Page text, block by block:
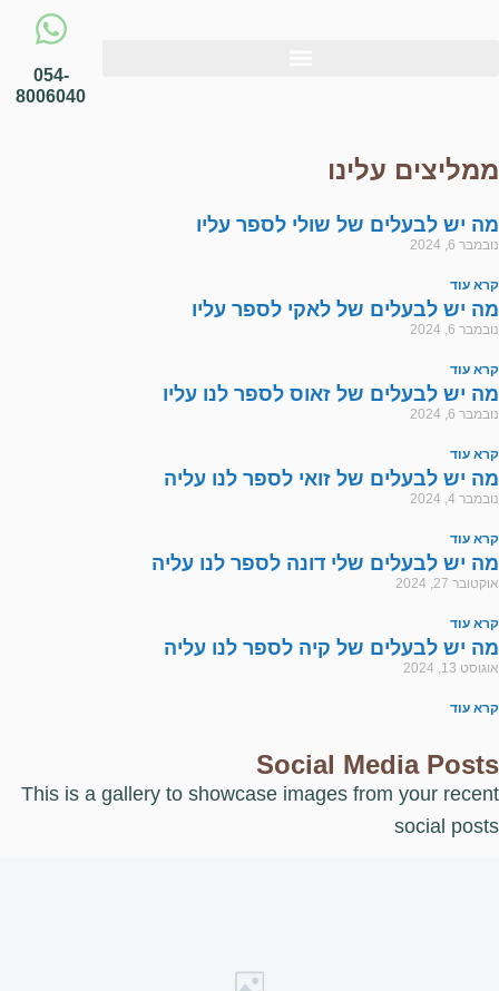
054-
8006040
ממליצים עלינו
מה יש לבעלים של שולי לספר עליו
נובמבר 6, 2024
קרא עוד
מה יש לבעלים של לאקי לספר עליו
נובמבר 6, 2024
קרא עוד
מה יש לבעלים של זאוס לספר לנו עליו
נובמבר 6, 2024
קרא עוד
מה יש לבעלים של זואי לספר לנו עליה
נובמבר 4, 2024
קרא עוד
מה יש לבעלים שלי דונה לספר לנו עליה
אוקטובר 27, 2024
קרא עוד
מה יש לבעלים של קיה לספר לנו עליה
אוגוסט 13, 2024
קרא עוד
Social Media Posts
This is a gallery to showcase images from your recent
social posts